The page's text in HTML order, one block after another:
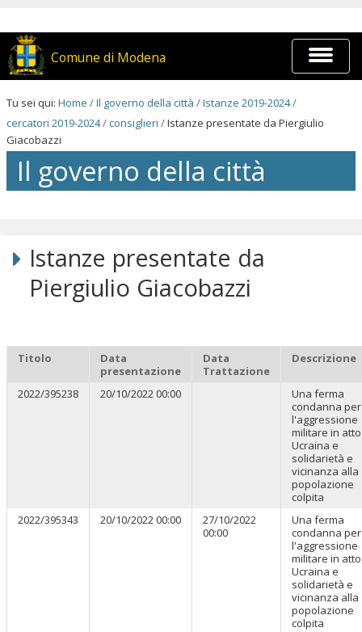
contenuti.
Salta
alla
Comune di Modena
Espandi
barra
di
Tu sei qui: Home /Il governo della città /Istanze 2019-2024/
cercatori 2019-2024/consiglieri /Istanze presentate da Piergiulio
Giacobazzi
Il governo della città
Salta
navigazione
Istanze presentate da
Piergiulio Giacobazzi
Titolo
Data
presentazione
Data
Trattazione
Descrizione
2022/395238 20/10/2022 00:00
Una ferma
condanna per
l'aggressione
militare in
Ucraina e
solidarietà e
vicinanza alla
popolazione
colpita
2022/395343
20/10/2022 00:00
27/10/2022
00:00
Una ferma
condanna per
l'aggressione
militare in
Ucraina e
solidarietà e
vicinanza alla
popolazione
colpita